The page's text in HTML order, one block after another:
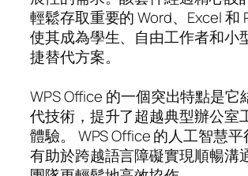
輕鬆存取重要的 Word、Excel 和
使其成為學生、自由工作者和小
捷替代方案。
WPS Office 的一個突出特點是它
代技術，提升了超越典型辦公室
體驗。 WPS Office 的人工智慧
有助於跨越語言障礙實現順暢溝